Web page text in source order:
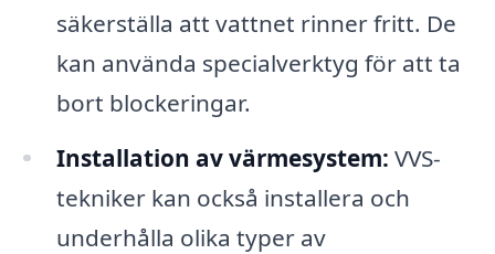
säkerställa att vattnet rinner fritt. De
kan använda specialverktyg för att ta
bort blockeringar.
Installation av värmesystem: VVS-
tekniker kan också installera och
underhålla olika typer av